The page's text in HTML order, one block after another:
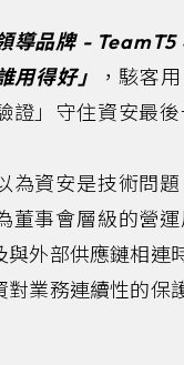
導品牌 -
用得好」
，駭客
證」守住資安最
為資安是技術問
董事會層級的營運
與外部供應鏈相連
對業務連續性的保